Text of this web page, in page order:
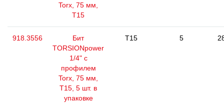
Torx, 75 мм,
Т15
918.3556
Бит
TORSIONpower
1/4" с
профилем
Torx, 75 мм,
Т15, 5 шт. в
упаковке
T15 5